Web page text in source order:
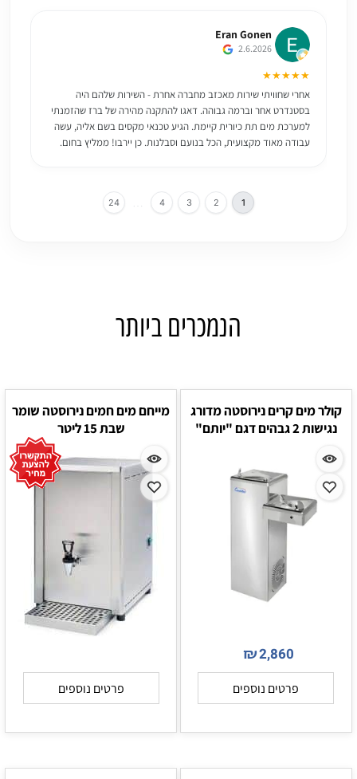
Eran Gonen
2.6.2026
★★★★★
אחרי שחוויתי שירות מאכזב מחברה אחרת - השירות שלהם היה
בסטנדרט אחר וברמה גבוהה. דאגו להתקנה מהירה של ברז שהזמנתי
למערכת מים תת כיורית קיימת. הגיע טכנאי מקסים בשם אליה, עשה
עבודה מאוד מקצועית, הכל בנועם וסבלנות. כן יירבו! ממליץ בחום.
1
2
3
4
…
24
הנמכרים ביותר
קולר מים קרים נירוסטה מדורג
נגישות 2 גבהים דגם "יותם"
₪2,860
פרטים נוספים
מייחם מים חמים נירוסטה שומר
שבת 15 ליטר
פרטים נוספים